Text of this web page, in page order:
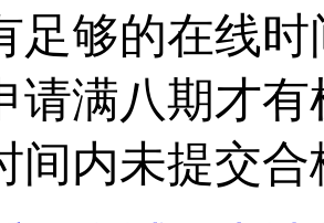
足够的在线
请满八期才
间内未提交